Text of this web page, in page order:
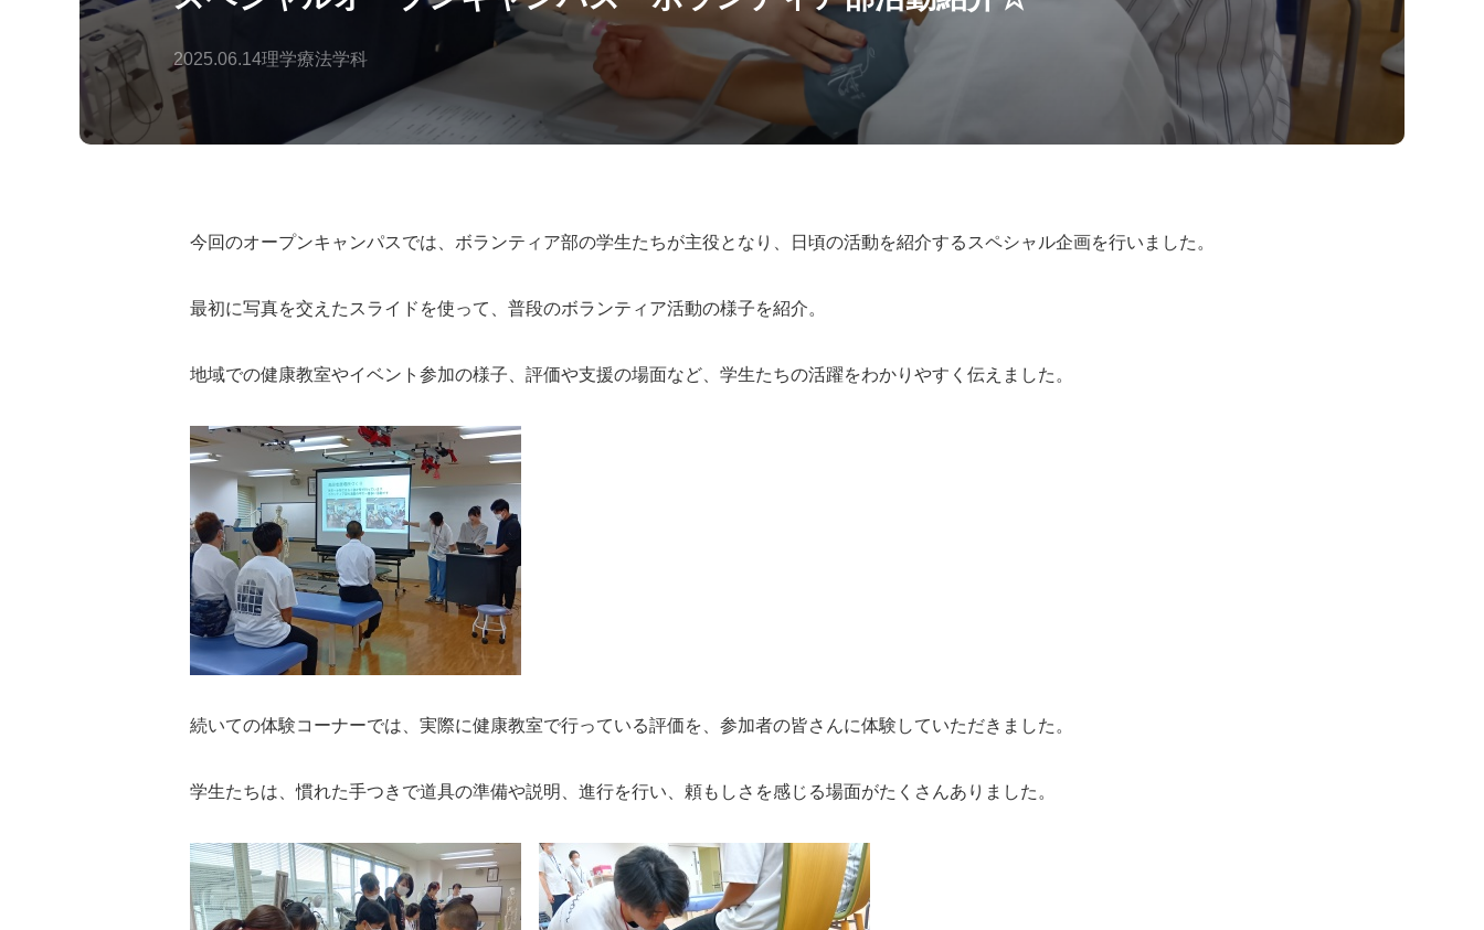
2025.06.14理学療法学科
今回のオープンキャンパスでは、ボランティア部の学生たちが主役となり、日頃の活動を紹介するスペシャル企画を行いました。
最初に写真を交えたスライドを使って、普段のボランティア活動の様子を紹介。
地域での健康教室やイベント参加の様子、評価や支援の場面など、学生たちの活躍をわかりやすく伝えました。
続いての体験コーナーでは、実際に健康教室で行っている評価を、参加者の皆さんに体験していただきました。
学生たちは、慣れた手つきで道具の準備や説明、進行を行い、頼もしさを感じる場面がたくさんありました。